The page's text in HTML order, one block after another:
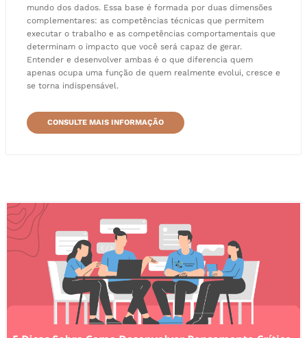
mundo dos dados. Essa base é formada por duas dimensões
complementares: as competências técnicas que permitem
executar o trabalho e as competências comportamentais que
determinam o impacto que você será capaz de gerar.
Entender e desenvolver ambas é o que diferencia quem
apenas ocupa uma função de quem realmente evolui, cresce e
se torna indispensável.
CONSULTE MAIS INFORMAÇÃO